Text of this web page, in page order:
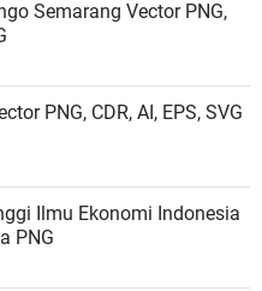
Semarang Vector PNG,
PNG, CDR, AI, EPS, SVG
Ilmu Ekonomi Indonesia
PNG